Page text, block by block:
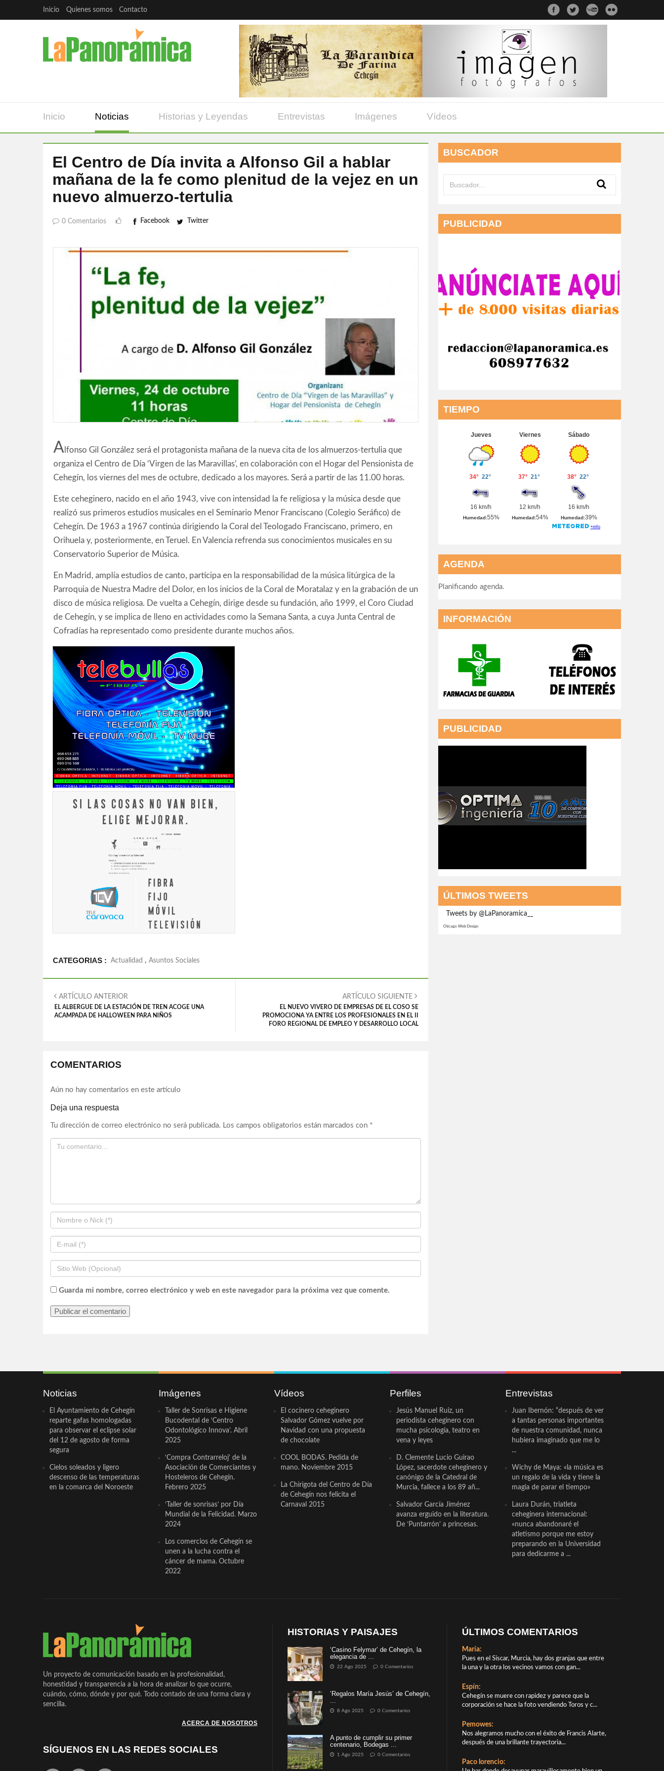
Inicio Quienes somos Contacto
Inicio Noticias Historias y Leyendas Entrevistas Imágenes Vídeos
El Centro de Día invita a Alfonso Gil a hablar
mañana de la fe como plenitud de la vejez en un
nuevo almuerzo-tertulia
0 Comentarios Facebook Twitter
A lfonso Gil González será el protagonista mañana de la nueva cita de los almuerzos-tertulia que
organiza el Centro de Día ‘Virgen de las Maravillas’, en colaboración con el Hogar del Pensionista de
Cehegín, los viernes del mes de octubre, dedicado a los mayores. Será a partir de las 11.00 horas.
Este ceheginero, nacido en el año 1943, vive con intensidad la fe religiosa y la música desde que
realizó sus primeros estudios musicales en el Seminario Menor Franciscano (Colegio Seráfico) de
Cehegín. De 1963 a 1967 continúa dirigiendo la Coral del Teologado Franciscano, primero, en
Orihuela y, posteriormente, en Teruel. En Valencia refrenda sus conocimientos musicales en su
Conservatorio Superior de Música.
En Madrid, amplía estudios de canto, participa en la responsabilidad de la música litúrgica de la
Parroquia de Nuestra Madre del Dolor, en los inicios de la Coral de Moratalaz y en la grabación de un
disco de música religiosa. De vuelta a Cehegín, dirige desde su fundación, año 1999, el Coro Ciudad
de Cehegín, y se implica de lleno en actividades como la Semana Santa, a cuya Junta Central de
Cofradías ha representado como presidente durante muchos años.
CATEGORIAS : Actualidad , Asuntos Sociales
ARTÍCULO ANTERIOR
EL ALBERGUE DE LA ESTACIÓN DE TREN ACOGE UNA
ACAMPADA DE HALLOWEEN PARA NIÑOS
ARTÍCULO SIGUIENTE
EL NUEVO VIVERO DE EMPRESAS DE EL COSO SE
PROMOCIONA YA ENTRE LOS PROFESIONALES EN EL II
FORO REGIONAL DE EMPLEO Y DESARROLLO LOCAL
COMENTARIOS
Aún no hay comentarios en este artículo
Deja una respuesta
Tu dirección de correo electrónico no será publicada. Los campos obligatorios están marcados con *
Guarda mi nombre, correo electrónico y web en este navegador para la próxima vez que comente.
BUSCADOR
PUBLICIDAD
TIEMPO
AGENDA
Planificando agenda.
INFORMACIÓN
PUBLICIDAD
ÚLTIMOS TWEETS
Tweets by @LaPanoramica__
Chicago Web Design
Noticias
El Ayuntamiento de Cehegín
reparte gafas homologadas
para observar el eclipse solar
del 12 de agosto de forma
segura
Cielos soleados y ligero
descenso de las temperaturas
en la comarca del Noroeste
Imágenes
Taller de Sonrisas e Higiene
Bucodental de ‘Centro
Odontológico Innova’. Abril
2025
‘Compra Contrarreloj’ de la
Asociación de Comerciantes y
Hosteleros de Cehegín.
Febrero 2025
‘Taller de sonrisas’ por Día
Mundial de la Felicidad. Marzo
2024
Los comercios de Cehegín se
unen a la lucha contra el
cáncer de mama. Octubre
2022
Vídeos
El cocinero ceheginero
Salvador Gómez vuelve por
Navidad con una propuesta
de chocolate
COOL BODAS. Pedida de
mano. Noviembre 2015
La Chirigota del Centro de Día
de Cehegín nos felicita el
Carnaval 2015
Perfiles
Jesús Manuel Ruiz, un
periodista ceheginero con
mucha psicología, teatro en
vena y leyes
D. Clemente Lucio Guirao
López, sacerdote ceheginero y
canónigo de la Catedral de
Murcia, fallece a los 89 añ...
Salvador García Jiménez
avanza erguido en la literatura.
De ‘Puntarrón’ a princesas.
Entrevistas
Juan Ibernón: “después de ver
a tantas personas importantes
de nuestra comunidad, nunca
hubiera imaginado que me lo
...
Wichy de Maya: «la música es
un regalo de la vida y tiene la
magia de parar el tiempo»
Laura Durán, triatleta
ceheginera internacional:
«nunca abandonaré el
atletismo porque me estoy
preparando en la Universidad
para dedicarme a ...
Un proyecto de comunicación basado en la profesionalidad,
honestidad y transparencia a la hora de analizar lo que ocurre,
cuándo, cómo, dónde y por qué. Todo contado de una forma clara y
sencilla.
ACERCA DE NOSOTROS
SÍGUENOS EN LAS REDES SOCIALES
HISTORIAS Y PAISAJES
‘Casino Felymar’ de Cehegín, la
elegancia de ...
22 Ago 2025 0 Comentarios
‘Regalos María Jesús’ de Cehegín,
8 Ago 2025 0 Comentarios
A punto de cumplir su primer
centenario, Bodegas ...
1 Ago 2025 0 Comentarios
ÚLTIMOS COMENTARIOS
María:
Pues en el Siscar, Murcia, hay dos granjas que entre
la una y la otra los vecinos vamos con gan...
Espín:
Cehegín se muere con rapidez y parece que la
corporación se hace la foto vendiendo Toros y c...
Pemowes:
Nos alegramos mucho con el éxito de Francis Alarte,
después de una brillante trayectoria...
Paco lorencio: